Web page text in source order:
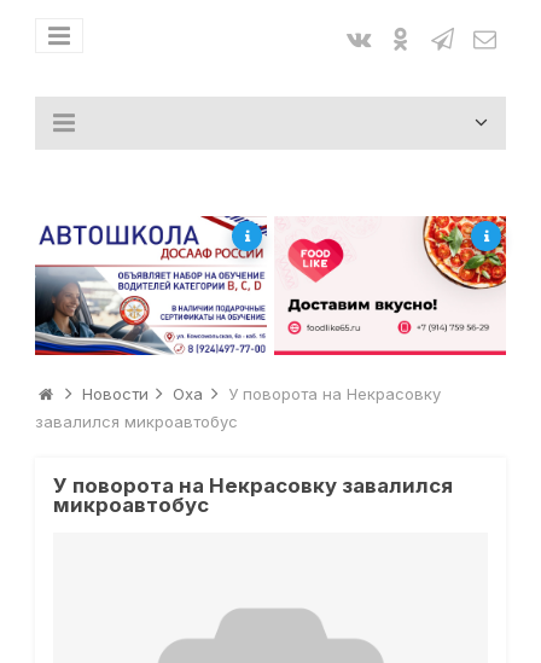
Новости Оха
У поворота на Некрасовку
завалился микроавтобус
У поворота на Некрасовку завалился
микроавтобус